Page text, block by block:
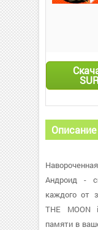
Описание
Андроид -
каждого от
THE MOON
памяти в